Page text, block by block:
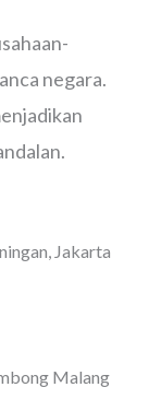
negara.
Jakarta
Malang